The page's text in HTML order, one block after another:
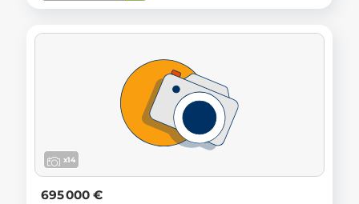
x14
695 000 €